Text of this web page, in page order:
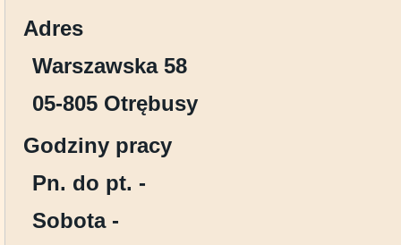
Adres
Warszawska 58
05-805 Otrębusy
Godziny pracy
Pn. do pt. -
Sobota -